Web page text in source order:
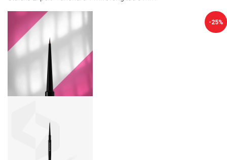
-25%